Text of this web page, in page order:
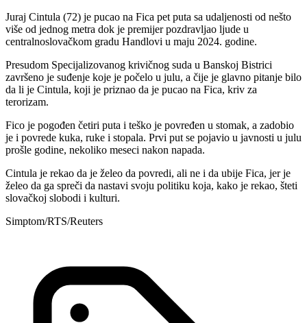
Juraj Cintula (72) je pucao na Fica pet puta sa udaljenosti od nešto
više od jednog metra dok je premijer pozdravljao ljude u
centralnoslovačkom gradu Handlovi u maju 2024. godine.
Presudom Specijalizovanog krivičnog suda u Banskoj Bistrici
završeno je suđenje koje je počelo u julu, a čije je glavno pitanje bilo
da li je Cintula, koji je priznao da je pucao na Fica, kriv za
terorizam.
Fico je pogođen četiri puta i teško je povređen u stomak, a zadobio
je i povrede kuka, ruke i stopala. Prvi put se pojavio u javnosti u julu
prošle godine, nekoliko meseci nakon napada.
Cintula je rekao da je želeo da povredi, ali ne i da ubije Fica, jer je
želeo da ga spreči da nastavi svoju politiku koja, kako je rekao, šteti
slovačkoj slobodi i kulturi.
Simptom/RTS/Reuters